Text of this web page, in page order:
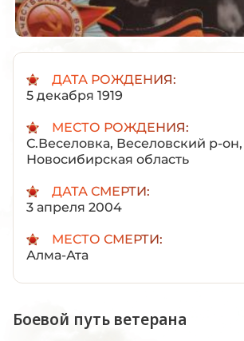
ДАТА РОЖДЕНИЯ:
5 декабря 1919
МЕСТО РОЖДЕНИЯ:
С.Веселовка, Веселовский р-он,
Новосибирская область
ДАТА СМЕРТИ:
3 апреля 2004
МЕСТО СМЕРТИ:
Алма-Ата
Боевой путь ветерана